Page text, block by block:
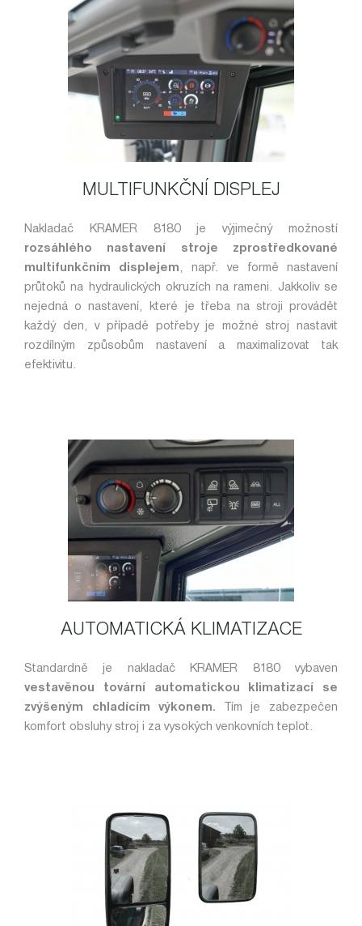
MULTIFUNKČNÍ DISPLEJ
Nakladač KRAMER 8180 je výjimečný možností
rozsáhlého nastavení stroje zprostředkované
multifunkčním displejem, např. ve formě nastavení
průtoků na hydraulických okruzích na rameni. Jakkoliv se
nejedná o nastavení, které je třeba na stroji provádět
každý den, v případě potřeby je možné stroj nastavit
rozdílným způsobům nastavení a maximalizovat tak
efektivitu.
AUTOMATICKÁ KLIMATIZACE
Standardně je nakladač KRAMER 8180 vybaven
vestavěnou tovární automatickou klimatizací se
zvýšeným chladícím výkonem. Tím je zabezpečen
komfort obsluhy stroj i za vysokých venkovních teplot.